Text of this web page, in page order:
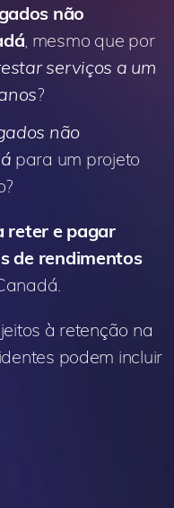
não
, mesmo que por
serviços a um
?
não
para um projeto
reter e pagar
de rendimentos
à retenção na
podem incluir